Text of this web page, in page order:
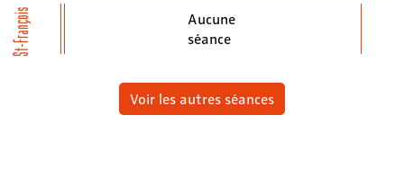
St-François
Aucune
séance
Voir les autres séances